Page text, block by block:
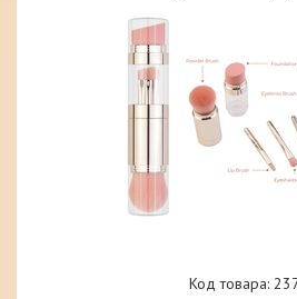
Код товара: